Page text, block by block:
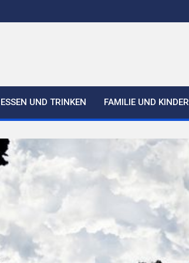
ESSEN UND TRINKEN FAMILIE UND KINDER